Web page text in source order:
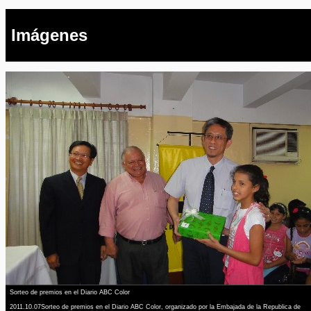
Imágenes
Sorteo de premios en el Diario ABC Color
2011.10.07Sorteo de premios en el Diario ABC Color, organizado por la Embajada de la Republica de